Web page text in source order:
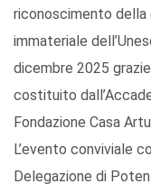
riconoscimento della
immateriale
dicembre 2025
costituito
Fondazione Casa
L’evento conviviale
Delegazione di